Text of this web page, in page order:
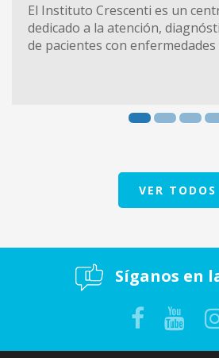
El Instituto Crescenti es un
dedicado a la atención,
de pacientes con
VER TODOS
Síganos en